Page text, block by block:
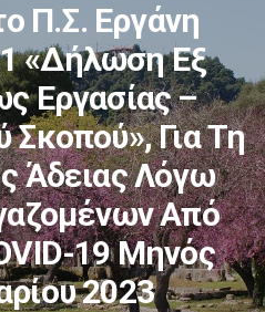
Π.Σ. Εργάνη
«Δήλωση Εξ
Εργασίας –
Σκοπού», Για Τη
Άδειας Λόγω
Από
19 Μηνός
2023